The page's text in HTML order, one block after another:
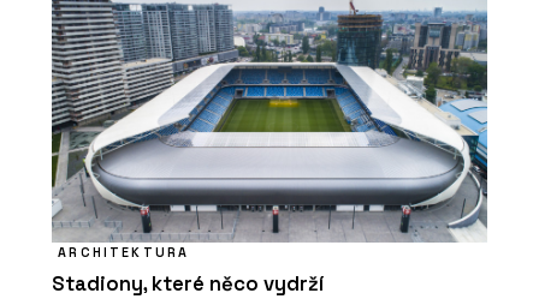
ARCHITEKTURA
Stadiony, které něco vydrží